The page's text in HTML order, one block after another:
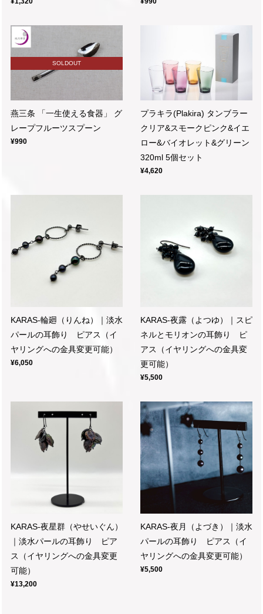
SOLDOUT
燕三条 「一生使える食器」 グ
レープフルーツスプーン
¥990
プラキラ(Plakira) タンブラー
クリア&スモークピンク&イエ
ロー&バイオレット&グリーン
320ml 5個セット
¥4,620
KARAS-輪廻（りんね）｜淡水
パールの耳飾り ピアス（イ
ヤリングへの金具変更可能）
¥6,050
KARAS-夜露（よつゆ）｜スピ
ネルとモリオンの耳飾り ピ
アス（イヤリングへの金具変
更可能）
¥5,500
KARAS-夜星群（やせいぐん）
｜淡水パールの耳飾り ピア
ス（イヤリングへの金具変更
可能）
¥13,200
KARAS-夜月（よづき）｜淡水
パールの耳飾り ピアス（イ
ヤリングへの金具変更可能）
¥5,500